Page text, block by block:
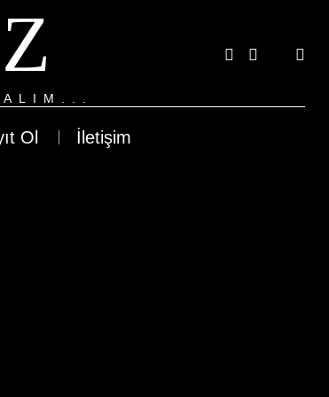
Ol İletişim